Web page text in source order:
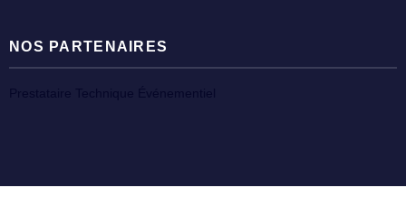
NOS PARTENAIRES